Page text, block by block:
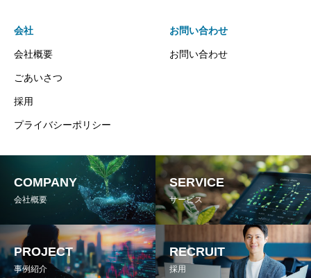
会社
会社概要
ごあいさつ
採用
プライバシーポリシー
お問い合わせ
お問い合わせ
COMPANY
会社概要
SERVICE
サービス
PROJECT
事例紹介
RECRUIT
採用